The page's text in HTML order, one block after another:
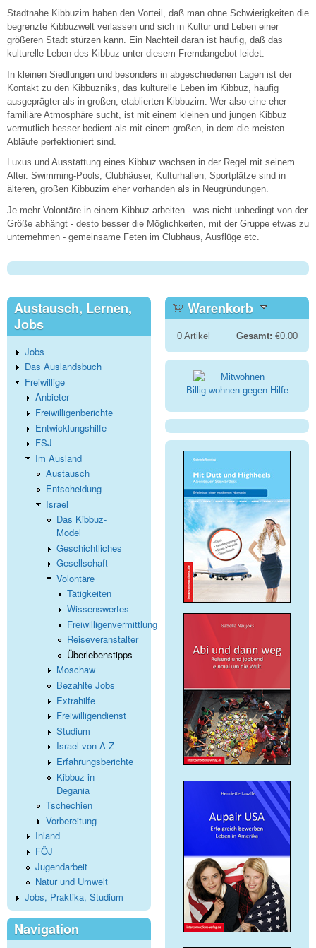
Stadtnahe Kibbuzim haben den Vorteil, daß man ohne Schwierigkeiten die
begrenzte Kibbuzwelt verlassen und sich in Kultur und Leben einer
größeren Stadt stürzen kann. Ein Nachteil daran ist häufig, daß das
kulturelle Leben des Kibbuz unter diesem Fremdangebot leidet.
In kleinen Siedlungen und besonders in abgeschiedenen Lagen ist der
Kontakt zu den Kibbuzniks, das kulturelle Leben im Kibbuz, häufig
ausgeprägter als in großen, etablierten Kibbuzim. Wer also eine eher
familiäre Atmosphäre sucht, ist mit einem kleinen und jungen Kibbuz
vermutlich besser bedient als mit einem großen, in dem die meisten
Abläufe perfektioniert sind.
Luxus und Ausstattung eines Kibbuz wachsen in der Regel mit seinem
Alter. Swimming-Pools, Clubhäuser, Kulturhallen, Sportplätze sind in
älteren, großen Kibbuzim eher vorhanden als in Neugründungen.
Je mehr Volontäre in einem Kibbuz arbeiten - was nicht unbedingt von der
Größe abhängt - desto besser die Möglichkeiten, mit der Gruppe etwas zu
unternehmen - gemeinsame Feten im Clubhaus, Ausflüge etc.
Austausch, Lernen,
Jobs
Jobs
Das Auslandsbuch
Freiwillige
Anbieter
Freiwilligenberichte
Entwicklungshilfe
FSJ
Im Ausland
Austausch
Entscheidung
Israel
Das Kibbuz-
Model
Geschichtliches
Gesellschaft
Volontäre
Tätigkeiten
Wissenswertes
Freiwilligenvermittlung
Reiseveranstalter
Überlebenstipps
Moschaw
Bezahlte Jobs
Extrahilfe
Freiwilligendienst
Studium
Israel von A-Z
Erfahrungsberichte
Kibbuz in
Degania
Tschechien
Vorbereitung
Inland
FÖJ
Jugendarbeit
Natur und Umwelt
Jobs, Praktika, Studium
Navigation
Warenkorb
0Artikel Gesamt: €0.00
Billig wohnen gegen Hilfe